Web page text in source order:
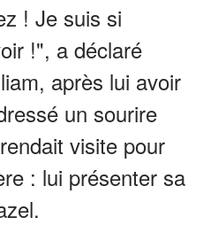
! Je suis si
!", a déclaré
après lui avoir
un sourire
visite pour
: lui présenter sa